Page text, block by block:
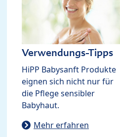
Verwendungs-Tipps
HiPP Babysanft Produkte
eignen sich nicht nur für
die Pflege sensibler
Babyhaut.
Mehr erfahren